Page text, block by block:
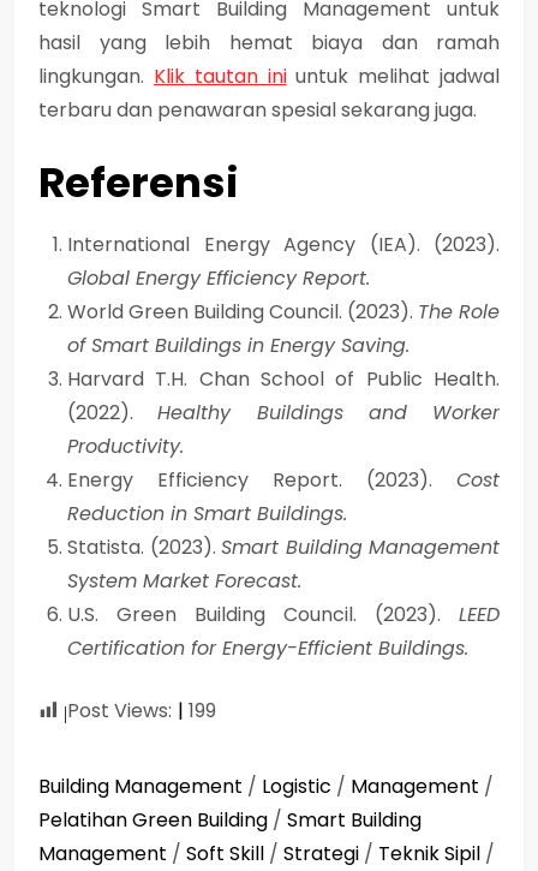
teknologi Smart Building Management untuk
hasil yang lebih hemat biaya dan ramah
lingkungan. Klik tautan iniuntuk melihat jadwal
terbaru dan penawaran spesial sekarang juga.
Referensi
International Energy Agency (IEA). (2023).
Global Energy Efficiency Report.
World Green Building Council. (2023). The Role
of Smart Buildings in Energy Saving.
Harvard T.H. Chan School of Public Health.
(2022).Healthy Buildings and Worker
Productivity.
Energy Efficiency Report. (2023). Cost
Reduction in Smart Buildings.
Statista. (2023). Smart Building Management
System Market Forecast.
U.S. Green Building Council. (2023). LEED
Certification for Energy-Efficient Buildings.
Post Views: 199
Building Management / Logistic / Management /
Pelatihan Green Building / Smart Building
Management / Soft Skill / Strategi / Teknik Sipil /